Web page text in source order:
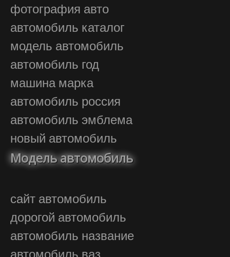
фотография авто
автомобиль каталог
модель автомобиль
автомобиль год
машина марка
автомобиль россия
автомобиль эмблема
новый автомобиль
Модель автомобиль
сайт автомобиль
дорогой автомобиль
автомобиль название